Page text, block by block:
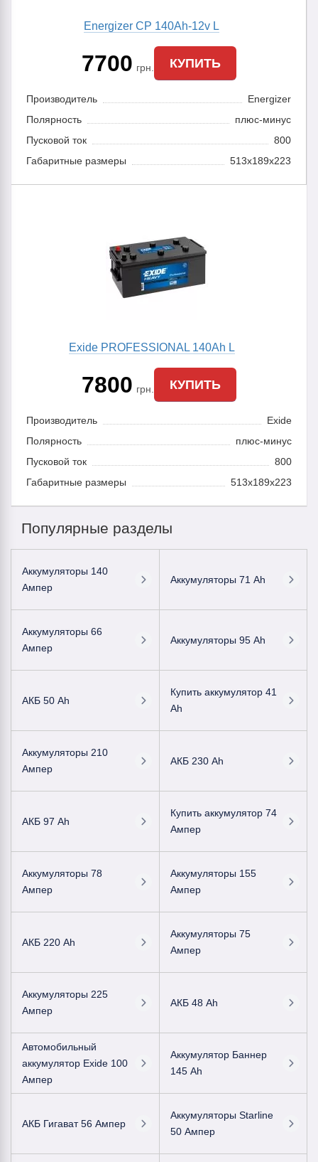
Energizer CP 140Ah-12v L
7700 грн. КУПИТЬ
Производитель
Energizer
Полярность
плюс-минус
Пусковой ток
800
Габаритные размеры
513x189x223
Exide PROFESSIONAL 140Ah L
7800 грн. КУПИТЬ
Производитель
Exide
Полярность
плюс-минус
Пусковой ток
800
Габаритные размеры
513x189x223
Популярные разделы
Аккумуляторы 140
Ампер
Аккумуляторы 71 Ah
Аккумуляторы 66
Ампер
Аккумуляторы 95 Ah
АКБ 50 Ah
Купить аккумулятор 41
Ah
Аккумуляторы 210
Ампер
АКБ 230 Ah
АКБ 97 Ah
Купить аккумулятор 74
Ампер
Аккумуляторы 78
Ампер
Аккумуляторы 155
Ампер
АКБ 220 Ah
Аккумуляторы 75
Ампер
Аккумуляторы 225
Ампер
АКБ 48 Ah
Автомобильный
аккумулятор Exide 100
Ампер
Аккумулятор Баннер
145 Ah
АКБ Гигават 56 Ампер
Аккумуляторы Starline
50 Ампер